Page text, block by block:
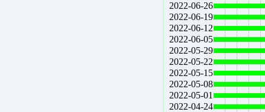
2022-06-26
2022-06-19
2022-06-12
2022-06-05
2022-05-29
2022-05-22
2022-05-15
2022-05-08
2022-05-01
2022-04-24